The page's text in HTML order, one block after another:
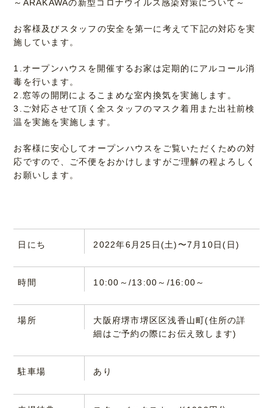
～ARAKAWAの新型コロナウイルス感染対策について～
お客様及びスタッフの安全を第一に考えて下記の対応を実
施しています。
1.オープンハウスを開催するお家は定期的にアルコール消
毒を行います。
2.窓等の開閉によるこまめな室内換気を実施します。
3.ご対応させて頂く全スタッフのマスク着用また出社前検
温を実施を実施します。
お客様に安心してオープンハウスをご覧いただくための対
応ですので、ご不便をおかけしますがご理解の程よろしく
お願いします。
日にち 2022年6月25日(土)〜7月10日(日)
時間 10:00～/13:00～/16:00～
場所
大阪府堺市堺区区浅香山町(住所の詳
細はご予約の際にお伝え致します)
駐車場 あり